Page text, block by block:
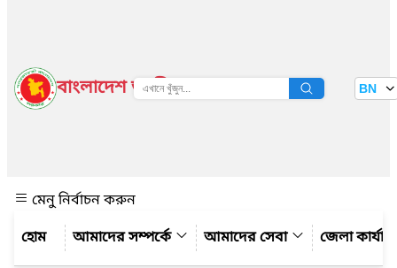
বাংলাদেশ জাতীয় তথ্য বাতায়ন BN
মেনু নির্বাচন করুন
আমাদের সম্পর্কে
আমাদের সেবা জেলা